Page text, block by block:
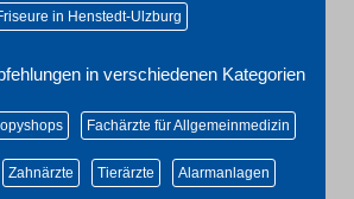
in Henstedt-Ulzburg
in verschiedenen Kategorien
Fachärzte für Allgemeinmedizin
Zahnärzte Tierärzte Alarmanlagen